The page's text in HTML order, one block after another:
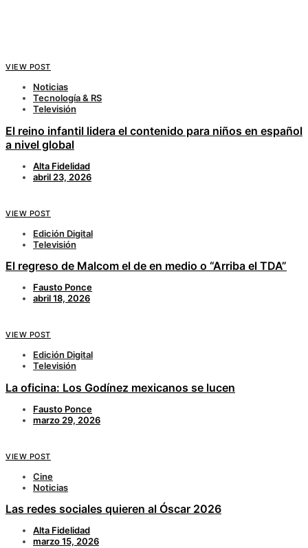
VIEW POST
Noticias
Tecnología & RS
Televisión
El reino infantil lidera el contenido para niños en español
a nivel global
Alta Fidelidad
abril 23, 2026
VIEW POST
Edición Digital
Televisión
El regreso de Malcom el de en medio o “Arriba el TDA”
Fausto Ponce
abril 18, 2026
VIEW POST
Edición Digital
Televisión
La oficina: Los Godínez mexicanos se lucen
Fausto Ponce
marzo 29, 2026
VIEW POST
Cine
Noticias
Las redes sociales quieren al Óscar 2026
Alta Fidelidad
marzo 15, 2026